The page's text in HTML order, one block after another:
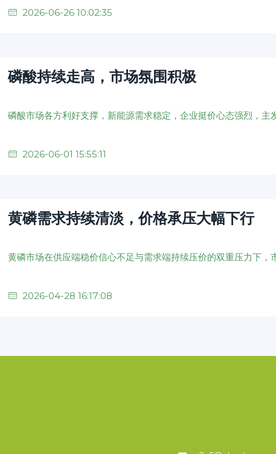
2026-06-26 10:02:35
磷酸持续走高，市场氛围积极
2026-06-01 15:55:11
黄磷需求持续清淡，价格承压大幅下行
2026-04-28 16:17:08